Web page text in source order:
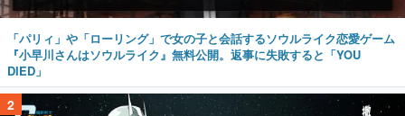
「パリィ」や「ローリング」で女の子と会話するソウルライク恋愛ゲーム
『小早川さんはソウルライク』無料公開。返事に失敗すると「YOU
DIED」
2